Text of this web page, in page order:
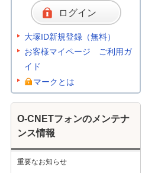
ログイン
大塚ID新規登録（無料）
お客様マイページ ご利用ガ
イド
マークとは
O-CNETフォンのメンテナ
ンス情報
重要なお知らせ